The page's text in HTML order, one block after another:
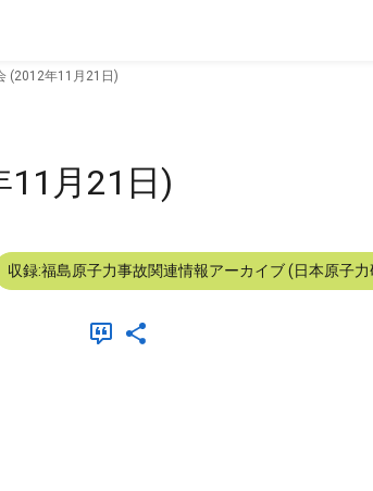
(2012年11月21日)
11月21日)
収録:福島原子力事故関連情報アーカイブ (日本原子